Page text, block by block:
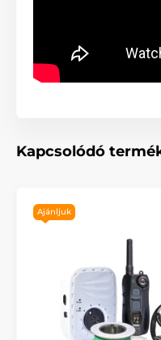
Modern design
ISIT funkció (észleli
Nincs
A csomag tartalma:
Alapegység
Vevőegység
Kapcsolódó
Ajánljuk